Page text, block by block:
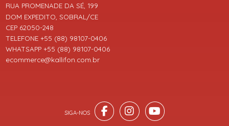
RUA PROMENADE DA SÉ, 199
DOM EXPEDITO, SOBRAL/CE
CEP 62050-248
TELEFONE +55 (88) 98107-0406
WHATSAPP +55 (88) 98107-0406
ecommerce@kallifon.com.br